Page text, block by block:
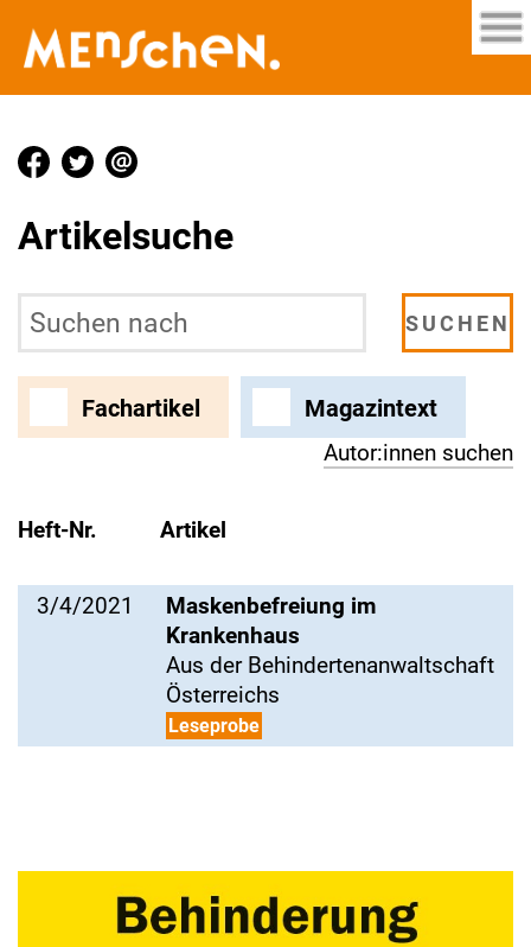
Artikelsuche
Fachartikel Magazintext
Autor:innen suchen
Heft-Nr. Artikel
3/4/2021
Maskenbefreiung im
Krankenhaus
Aus der Behindertenanwaltschaft
Österreichs
Leseprobe